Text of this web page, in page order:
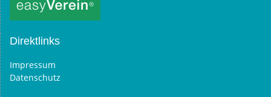
Direktlinks
Impressum
Datenschutz